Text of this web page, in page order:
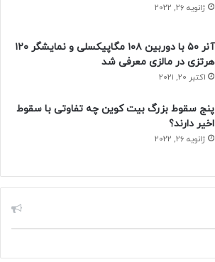
ژانویه 26, 2022
آنر ۵۰ با دوربین ۱۰۸ مگاپیکسلی و نمایشگر ۱۲۰
هرتزی در مالزی معرفی شد
اکتبر 20, 2021
پنج سقوط بزرگ بیت کوین چه تفاوتی با سقوط
اخیر دارند؟
ژانویه 26, 2022